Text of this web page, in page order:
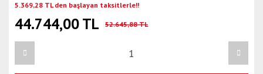
5.369,28 TL den başlayan taksitlerle!!
44.744,00 TL 52.645,88 TL